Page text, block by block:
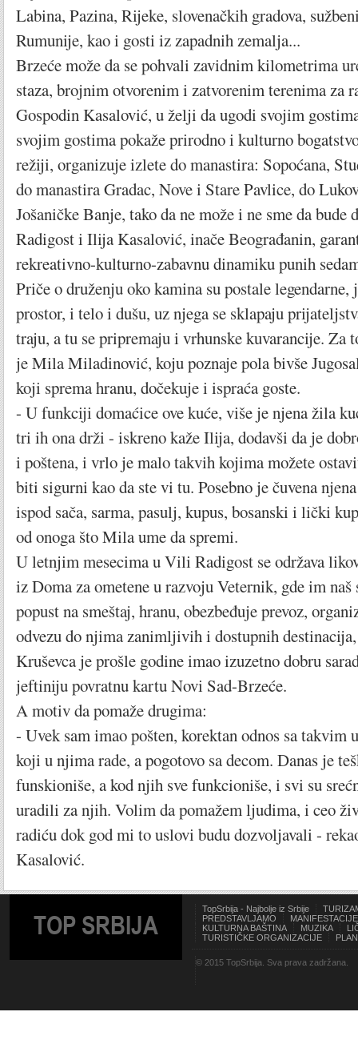
Labina, Pazina, Rijeke, slovenačkih gradova,
Rumunije, kao i gosti iz zapadnih zemalja...
Brzeće može da se pohvali zavidnim kilometrima
staza, brojnim otvorenim i zatvorenim terenima za
Gospodin Kasalović, u želji da ugodi svojim
svojim gostima pokaže prirodno i kulturno
režiji, organizuje izlete do manastira: Sopoćana,
do manastira Gradac, Nove i Stare Pavlice, do
Jošaničke Banje, tako da ne može i ne sme da bude
Radigost i Ilija Kasalović, inače Beograđanin,
rekreativno-kulturno-zabavnu dinamiku punih
Priče o druženju oko kamina su postale legendarne,
prostor, i telo i dušu, uz njega se sklapaju
traju, a tu se pripremaju i vrhunske kuvarancije. Za
je Mila Miladinović, koju poznaje pola bivše
koji sprema hranu, dočekuje i ispraća goste.
- U funkciji domaćice ove kuće, više je njena žila
tri ih ona drži - iskreno kaže Ilija, dodavši da je
i poštena, i vrlo je malo takvih kojima možete
biti sigurni kao da ste vi tu. Posebno je čuvena
ispod sača, sarma, pasulj, kupus, bosanski i lički
od onoga što Mila ume da spremi.
U letnjim mesecima u Vili Radigost se održava
iz Doma za ometene u razvoju Veternik, gde im naš
popust na smeštaj, hranu, obezbeđuje prevoz,
odvezu do njima zanimljivih i dostupnih destinacija,
Kruševca je prošle godine imao izuzetno dobru
jeftiniju povratnu kartu Novi Sad-Brzeće.
A motiv da pomaže drugima:
- Uvek sam imao pošten, korektan odnos sa takvim
koji u njima rade, a pogotovo sa decom. Danas je
funskioniše, a kod njih sve funkcioniše, i svi su
uradili za njih. Volim da pomažem ljudima, i ceo
radiću dok god mi to uslovi budu dozvoljavali -
Kasalović.
TOP SRBIJA
TopSrbija - Najbolje iz Srbije
PREDSTAVLJAMO
MANIFESTACIJE
KULTURNA BAŠTINA
MUZIKA
TURISTIČKE ORGANIZACIJE
© 2015 TopSrbija. Sva prava zadržana.